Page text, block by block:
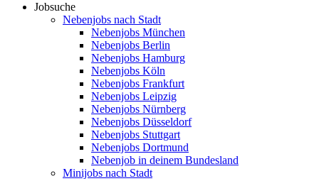
Jobsuche
Nebenjobs nach Stadt
Nebenjobs München
Nebenjobs Berlin
Nebenjobs Hamburg
Nebenjobs Köln
Nebenjobs Frankfurt
Nebenjobs Leipzig
Nebenjobs Nürnberg
Nebenjobs Düsseldorf
Nebenjobs Stuttgart
Nebenjobs Dortmund
Nebenjob in deinem Bundesland
Minijobs nach Stadt